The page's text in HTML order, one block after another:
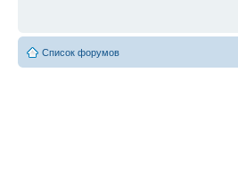
Список форумов